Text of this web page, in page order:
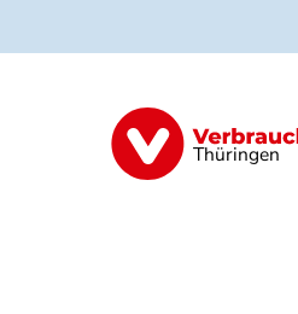
Thüringen
Schule & Eltern